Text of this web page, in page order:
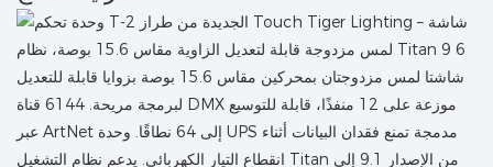
شاشتا لمس مزدوجتان بمحركين مقاس 15.6 بوصة بزوايا قابلة للتعديل
لبرمجة مريحة. 6144 قناة DMX موزعة على 12 منفذًا، قابلة للتوسيع
عبر ArtNet إلى 64 نطاقًا. وحدة UPS مدمجة تمنع فقدان البيانات أثناء
انقطاع التيار الكهربائي. يدعم نظام التشغيل Titan من الإصدار 9.1 إلى